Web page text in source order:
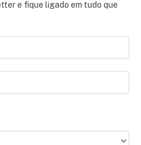
e fique ligado em tudo que